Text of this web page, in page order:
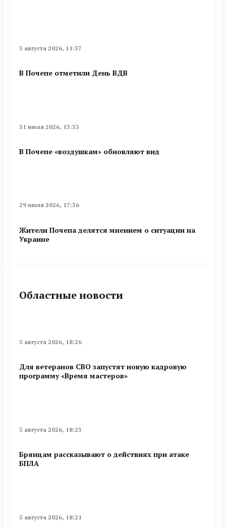
3 августа 2026, 11:37
В Почепе отметили День ВДВ
31 июля 2026, 13:33
В Почепе «воздушкам» обновляют вид
29 июля 2026, 17:36
Жители Почепа делятся мнением о ситуации на
Украине
Областные новости
5 августа 2026, 18:26
Для ветеранов СВО запустят новую кадровую
программу «Время мастеров»
5 августа 2026, 18:23
Брянцам рассказывают о действиях при атаке
БПЛА
5 августа 2026, 18:21